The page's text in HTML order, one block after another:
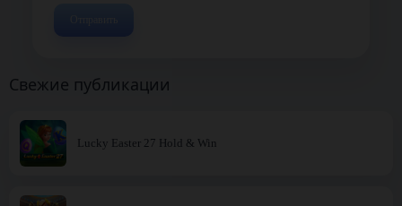
Свежие публикации
Lucky Easter 27 Hold & Win